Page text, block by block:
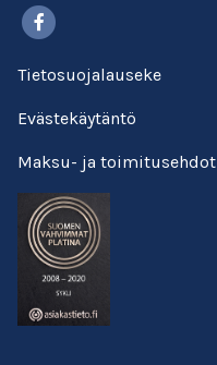
Tietosuojalauseke
Evästekäytäntö
Maksu- ja toimitusehdot